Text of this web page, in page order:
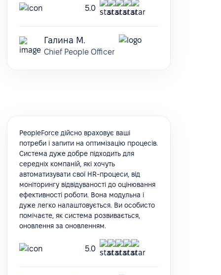
5.0
Галина М.
Chief People Officer
PeopleForce дійсно враховує ваші
потреби і запити на оптимізацію процесів.
Система дуже добре підходить для
середніх компаній, які хочуть
автоматизувати свої HR-процеси, від
моніторингу відвідуваності до оцінювання
ефективності роботи. Вона модульна і
дуже легко налаштовується. Ви особисто
помічаєте, як система розвивається,
оновлення за оновленням.
5.0